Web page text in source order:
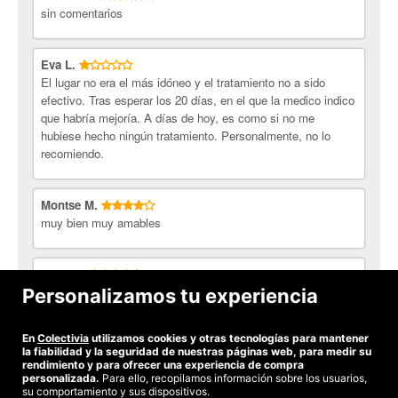
sin comentarios
Eva L.
El lugar no era el más idóneo y el tratamiento no a sido
efectivo. Tras esperar los 20 días, en el que la medico indico
que habría mejoría. A días de hoy, es como si no me
hubiese hecho ningún tratamiento. Personalmente, no lo
recomiendo.
Montse M.
muy bien muy amables
Kepa D.
Se trata de una clínica seria y con personal altamente
cualificado. Completamente recomendable
Ver todas las opiniones
Personalizamos tu experiencia
En Colectivia utilizamos cookies y otras tecnologías para mantener
la fiabilidad y la seguridad de nuestras páginas web, para medir su
rendimiento y para ofrecer una experiencia de compra
personalizada. Para ello, recopilamos información sobre los usuarios,
su comportamiento y sus dispositivos.